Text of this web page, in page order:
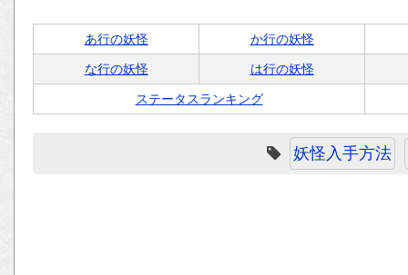
あ行の妖怪 か行の妖怪
な行の妖怪 は行の妖怪
ステータスランキング
妖怪入手方法